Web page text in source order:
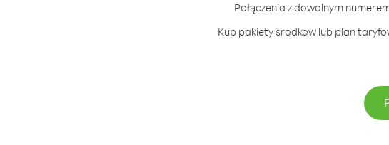
Połączenia z dowolnym
Kup pakiety środków lub plan